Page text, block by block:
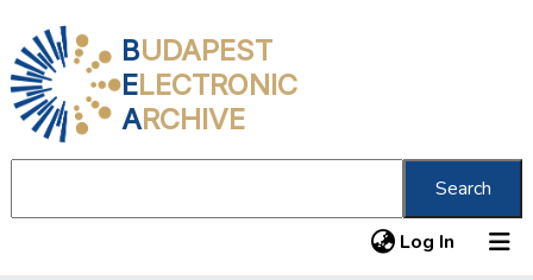
BUDAPEST
ELECTRONIC
ARCHIVE
Search
Log In (current)